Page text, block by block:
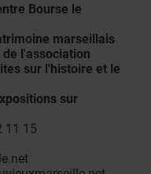
Bourse le
marseillais
l'association
sur l'histoire et le
sur
15